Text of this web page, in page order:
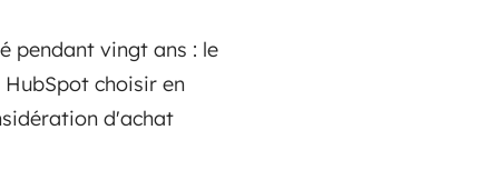
pendant vingt ans : le
choisir en
d'achat